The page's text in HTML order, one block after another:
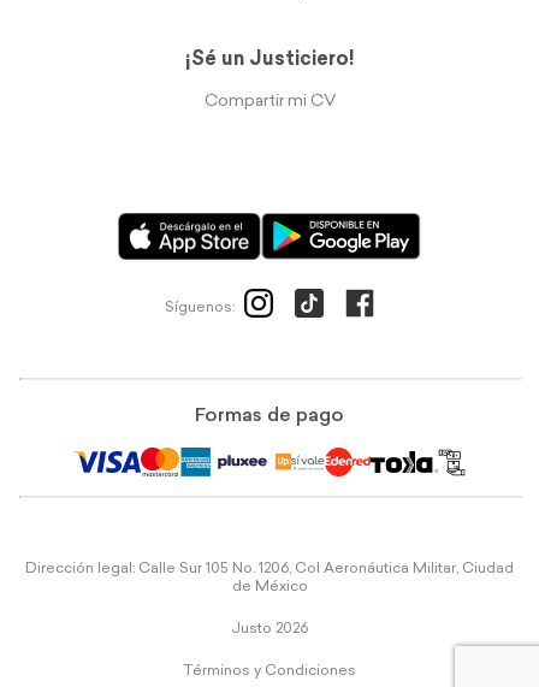
¡Sé un Justiciero!
Compartir mi CV
Síguenos:
Formas de pago
Dirección legal: Calle Sur 105 No. 1206, Col Aeronáutica Militar, Ciudad
de México
Justo 2026
Términos y Condiciones